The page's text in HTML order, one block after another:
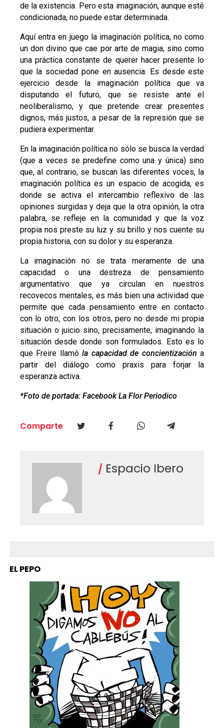
de la existencia. Pero esta imaginación, aunque esté
condicionada, no puede estar determinada.
Aquí entra en juego la imaginación política, no como
un don divino que cae por arte de magia, sino como
una práctica constante de querer hacer presente lo
que la sociedad pone en ausencia. Es desde este
ejercicio desde la imaginación política que va
disputando el futuro, que se resiste ante el
neoliberalismo, y que pretende crear presentes
dignos, más justos, a pesar de la represión que se
pudiera experimentar.
En la imaginación política no sólo se busca la verdad
(que a veces se predefine como una y única) sino
que, al contrario, se buscan las diferentes voces, la
imaginación política es un espacio de acogida, es
donde se activa el intercambio reflexivo de las
opiniones surgidas y deja que la otra opinión, la otra
palabra, se refleje en la comunidad y que la voz
propia nos preste su luz y su brillo y nos cuente su
propia historia, con su dolor y su esperanza.
La imaginación no se trata meramente de una
capacidad o una destreza de pensamiento
argumentativo que ya circulan en nuestros
recovecos mentales, es más bien una actividad que
permite que cada pensamiento entre en contacto
con lo otro, con los otros, pero no desde mi propia
situación o juicio sino, precisamente, imaginando la
situación desde donde son formulados. Esto es lo
que Freire llamóla capacidad de concientización a
partir del diálogo como praxis para forjar la
esperanza activa.
*Foto de portada: Facebook La Flor Periodico
Comparte
Espacio Ibero
EL PEPO